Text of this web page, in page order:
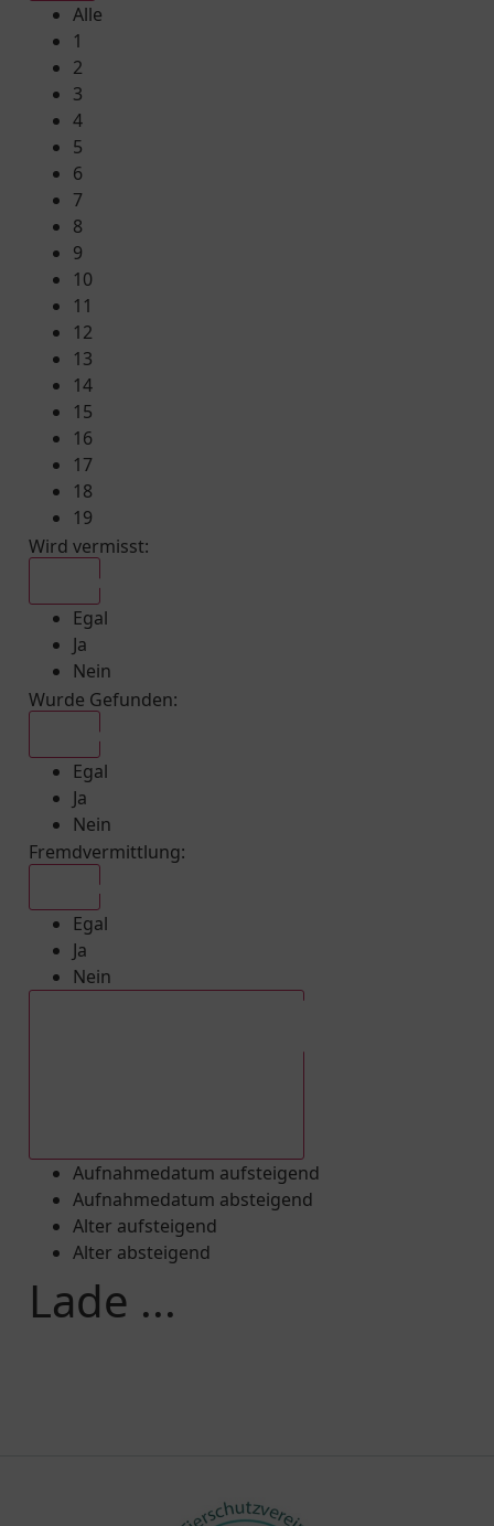
Alle
1
2
3
4
5
6
7
8
9
10
11
12
13
14
15
16
17
18
19
Wird vermisst:
Egal
Ja
Nein
Wurde Gefunden:
Egal
Ja
Nein
Fremdvermittlung:
Egal
Ja
Nein
Aufnahmedatum aufsteigend
Aufnahmedatum absteigend
Alter aufsteigend
Alter absteigend
Lade ...